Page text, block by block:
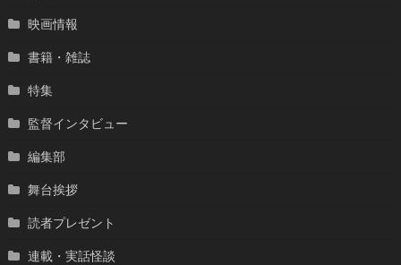
映画情報
書籍・雑誌
特集
監督インタビュー
編集部
舞台挨拶
読者プレゼント
連載・実話怪談